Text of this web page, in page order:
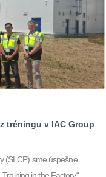
tréningu v IAC Group
(SLCP) sme úspešne
in the Factory“,